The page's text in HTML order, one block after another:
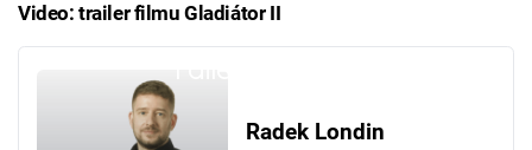
Video: trailer filmu Gladiátor II
Radek Londin